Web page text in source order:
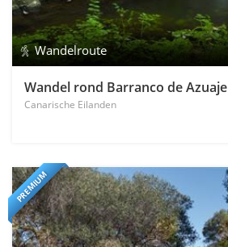
Wandelroute
Wandel rond Barranco de Azuaje
Canarische Eilanden
PREMIUM